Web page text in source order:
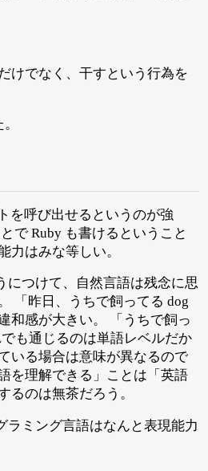
けでなく、干すという行為を
を呼び出せるというのが強
で Ruby も書けるということ
力はみな等しい。
につけて、自然言語は残念に思
「昨日、うちで飼ってる dog
和感が大きい。 「うちで飼っ
も通じるのは単語レベルだか
いる場合は意味が異なるので
を理解できる」ことは「英語
るのは無茶だろう。
ミング言語はなんと表現能力